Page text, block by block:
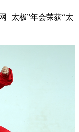
+太极”年会荣获“太